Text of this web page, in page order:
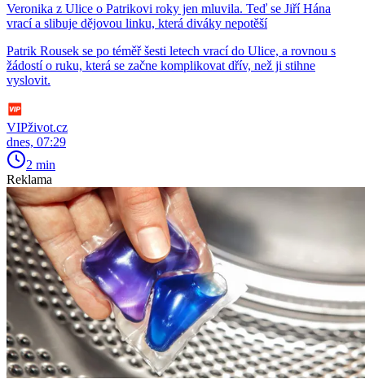
Veronika z Ulice o Patrikovi roky jen mluvila. Teď se Jiří Hána
vrací a slibuje dějovou linku, která diváky nepotěší
Patrik Rousek se po téměř šesti letech vrací do Ulice, a rovnou s
žádostí o ruku, která se začne komplikovat dřív, než ji stihne
vyslovit.
VIPživot.cz
dnes, 07:29
2 min
Reklama